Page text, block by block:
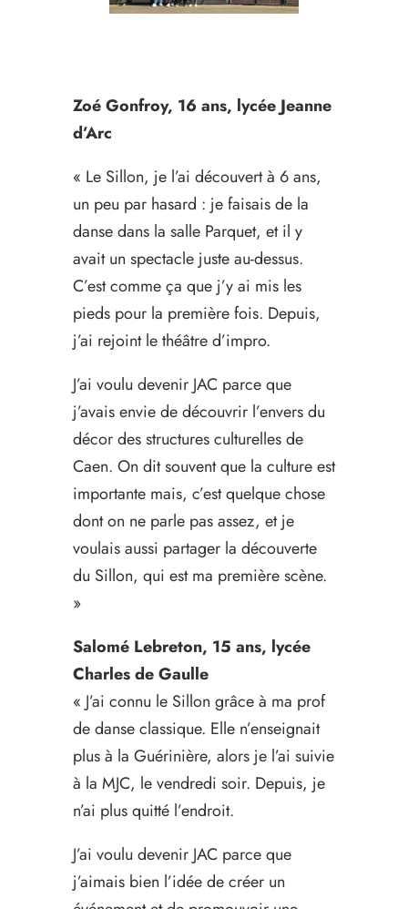
Zoé Gonfroy, 16 ans, lycée Jeanne
d’Arc
« Le Sillon, je l’ai découvert à 6 ans,
un peu par hasard : je faisais de la
danse dans la salle Parquet, et il y
avait un spectacle juste au-dessus.
C’est comme ça que j’y ai mis les
pieds pour la première fois. Depuis,
j’ai rejoint le théâtre d’impro.
J’ai voulu devenir JAC parce que
j’avais envie de découvrir l’envers du
décor des structures culturelles de
Caen. On dit souvent que la culture est
importante mais, c’est quelque chose
dont on ne parle pas assez, et je
voulais aussi partager la découverte
du Sillon, qui est ma première scène.
»
Salomé Lebreton, 15 ans, lycée
Charles de Gaulle
« J’ai connu le Sillon grâce à ma prof
de danse classique. Elle n’enseignait
plus à la Guérinière, alors je l’ai suivie
à la MJC, le vendredi soir. Depuis, je
n’ai plus quitté l’endroit.
J’ai voulu devenir JAC parce que
j’aimais bien l’idée de créer un